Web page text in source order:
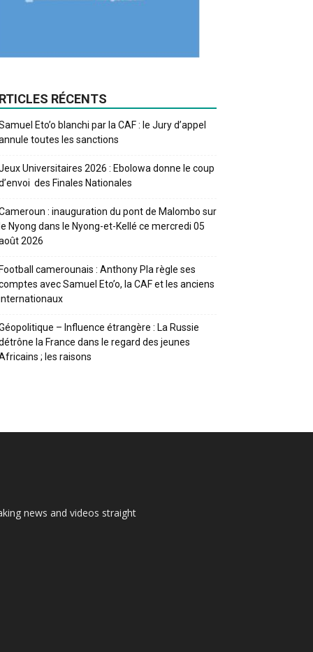
RÉCENTS
Eto’o blanchi par la CAF : le Jury d’appel
toutes les sanctions
Universitaires 2026 : Ebolowa donne le coup
des Finales Nationales
: inauguration du pont de Malombo sur
Nyong dans le Nyong-et-Kellé ce mercredi 05
2026
camerounais : Anthony Pla règle ses
avec Samuel Eto’o, la CAF et les anciens
– Influence étrangère : La Russie
la France dans le regard des jeunes
; les raisons
news and videos straight